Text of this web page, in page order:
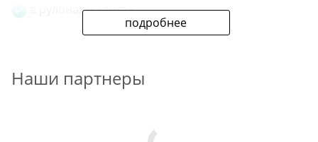
подробнее
в рулонах и картах,
с мелкими и крупными ячейками,
Наши партнеры